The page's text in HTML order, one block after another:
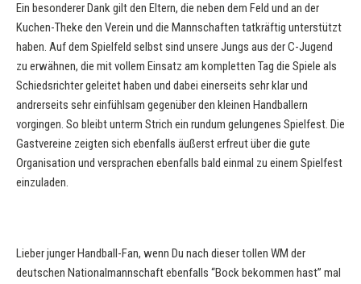
Ein besonderer Dank gilt den Eltern, die neben dem Feld und an der
Kuchen-Theke den Verein und die Mannschaften tatkräftig unterstützt
haben. Auf dem Spielfeld selbst sind unsere Jungs aus der C-Jugend
zu erwähnen, die mit vollem Einsatz am kompletten Tag die Spiele als
Schiedsrichter geleitet haben und dabei einerseits sehr klar und
andrerseits sehr einfühlsam gegenüber den kleinen Handballern
vorgingen. So bleibt unterm Strich ein rundum gelungenes Spielfest. Die
Gastvereine zeigten sich ebenfalls äußerst erfreut über die gute
Organisation und versprachen ebenfalls bald einmal zu einem Spielfest
einzuladen.
Lieber junger Handball-Fan, wenn Du nach dieser tollen WM der
deutschen Nationalmannschaft ebenfalls “Bock bekommen hast” mal